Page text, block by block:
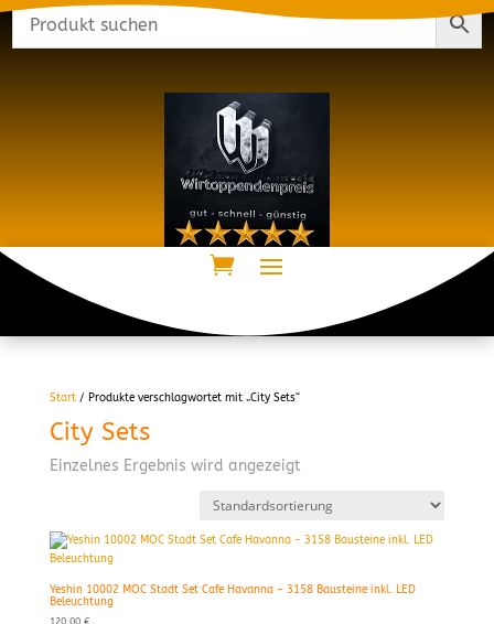
Start/ Produkte verschlagwortet mit „City Sets“
City Sets
Einzelnes Ergebnis wird angezeigt
Yeshin 10002 MOC Stadt Set Cafe Havanna – 3158 Bausteine inkl. LED
Beleuchtung
120,00 €